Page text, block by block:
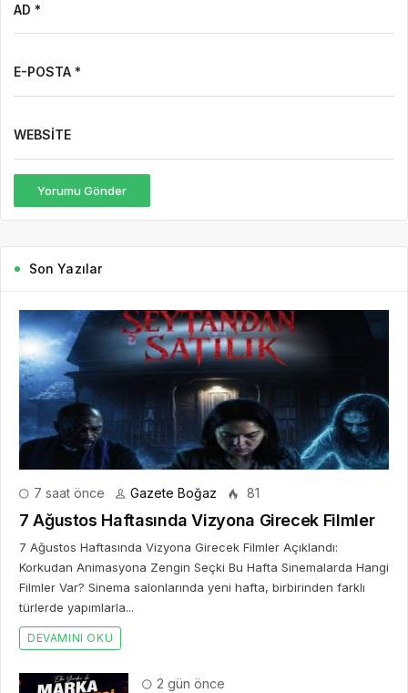
AD *
E-POSTA *
WEBSITE
Yorumu Gönder
Son Yazılar
7 saat önce Gazete Boğaz 81
7 Ağustos Haftasında Vizyona Girecek Filmler
7 Ağustos Haftasında Vizyona Girecek Filmler Açıklandı:
Korkudan Animasyona Zengin Seçki Bu Hafta Sinemalarda Hangi
Filmler Var? Sinema salonlarında yeni hafta, birbirinden farklı
türlerde yapımlarla...
DEVAMINI OKU
2 gün önce